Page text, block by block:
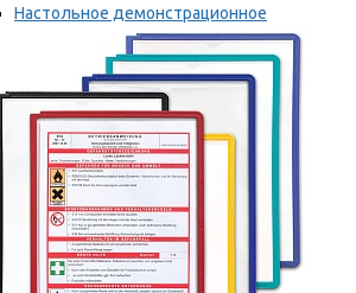
Настольное демонстрационное
оборудование